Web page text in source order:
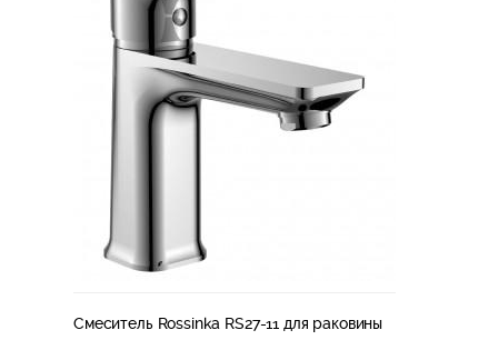
Смеситель Rossinka RS27-11 для раковины